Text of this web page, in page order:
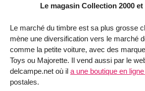
Le magasin Collection 2000
Le marché du timbre est sa plus grosse
mène une diversification vers le marché
comme la petite voiture, avec des
Toys ou Majorette. Il vend aussi par le
delcampe.net où il a une boutique en ligne
postales.